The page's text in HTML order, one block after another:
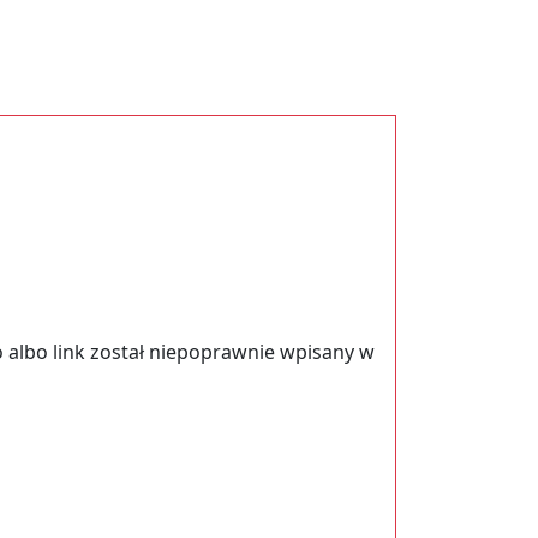
link został niepoprawnie wpisany w